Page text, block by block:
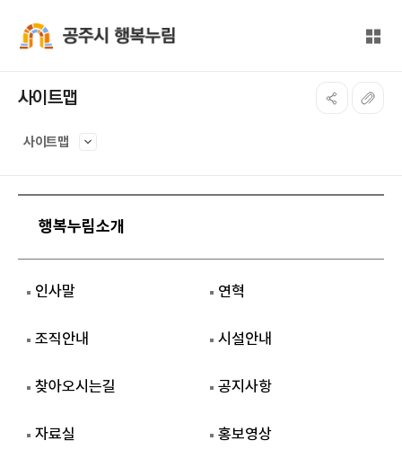
전체
사이트맵
사이트맵
행복누림소개
인사말 연혁
조직안내 시설안내
찾아오시는길 공지사항
자료실 홍보영상